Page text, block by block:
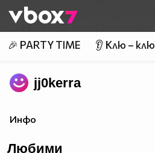
👾
🎉 PARTY TIME 👂 Клю – клю
jj0kerra
Инфо
Любими